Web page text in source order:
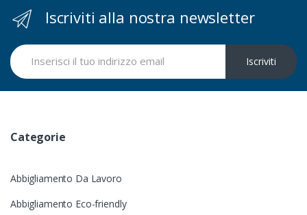
Iscriviti alla nostra newsletter
Iscriviti
Categorie
Abbigliamento Da Lavoro
Abbigliamento Eco-friendly